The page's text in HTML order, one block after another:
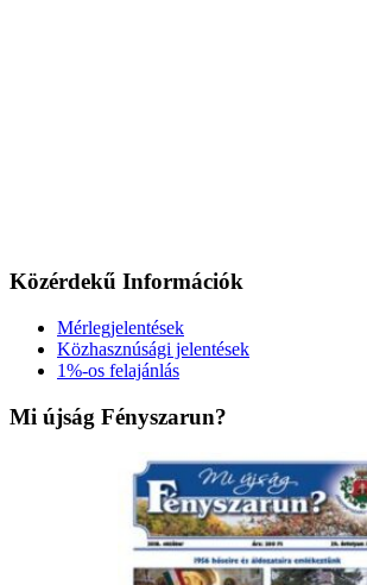
Közérdekű Információk
Mérlegjelentések
Közhasznúsági jelentések
1%-os felajánlás
Mi újság Fényszarun?